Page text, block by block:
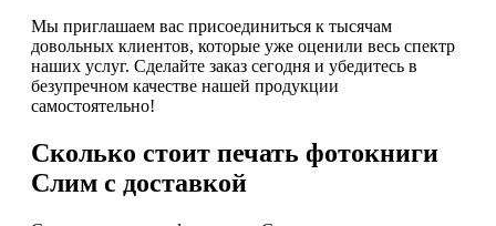
Мы приглашаем вас присоединиться к тысячам
довольных клиентов, которые уже оценили весь спектр
наших услуг. Сделайте заказ сегодня и убедитесь в
безупречном качестве нашей продукции
самостоятельно!
Сколько стоит печать фотокниги
Слим с доставкой